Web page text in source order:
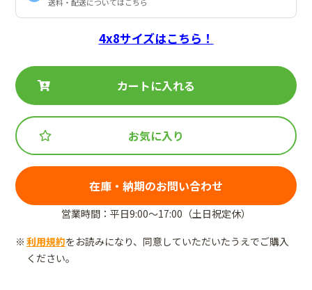
4x8サイズはこちら！
カートに入れる
お気に入り
在庫・納期のお問い合わせ
営業時間：平日9:00～17:00（土日祝定休）
利用規約をお読みになり、同意していただいたうえでご購入
ください。